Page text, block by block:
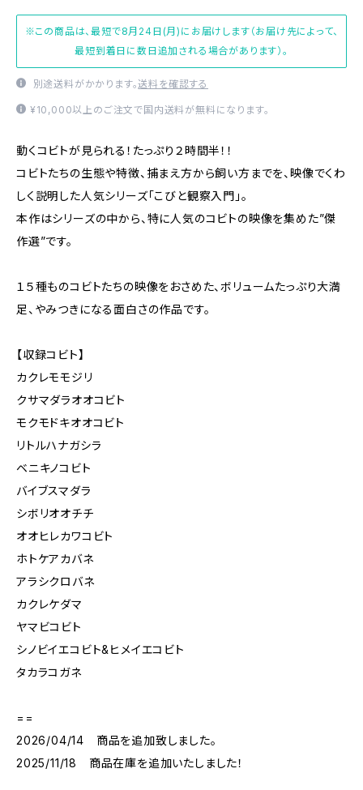
※この商品は、最短で8月24日(月)にお届けします（お届け先によって、
最短到着日に数日追加される場合があります）。
別途送料がかかります。送料を確認する
¥10,000以上のご注文で国内送料が無料になります。
動くコビトが見られる！たっぷり２時間半！！
コビトたちの生態や特徴、捕まえ方から飼い方までを、映像でくわ
しく説明した人気シリーズ「こびと観察入門」。
本作はシリーズの中から、特に人気のコビトの映像を集めた”傑
作選”です。
１５種ものコビトたちの映像をおさめた、ボリュームたっぷり大満
足、やみつきになる面白さの作品です。
【収録コビト】
カクレモモジリ
クサマダラオオコビト
モクモドキオオコビト
リトルハナガシラ
ベニキノコビト
バイブスマダラ
シボリオオチチ
オオヒレカワコビト
ホトケアカバネ
アラシクロバネ
カクレケダマ
ヤマビコビト
シノビイエコビト&ヒメイエコビト
タカラコガネ
==
2026/04/14 商品を追加致しました。
2025/11/18 商品在庫を追加いたしました！